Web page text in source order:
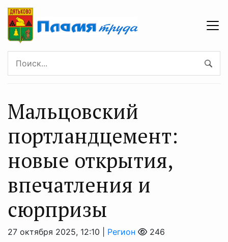
Мальцовский
портландцемент:
новые открытия,
впечатления и
сюрпризы
27 октября 2025, 12:10 | Регион 246